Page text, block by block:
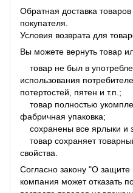
Обратная доставка
покупателя.
Условия возврата для
Вы можете вернуть товар
товар не был в
использования
потертостей, пятен и т.п.;
товар полностью
фабричная упаковка;
сохранены все ярлыки и
товар сохраняет
свойства.
Согласно закону "О защите
компания может отказать